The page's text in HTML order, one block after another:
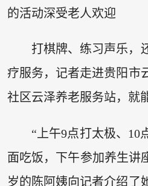
的活动深受老人欢迎
打棋牌、练习声乐，
疗服务，记者走进贵阳市
社区云泽养老服务站，就
“上午9点打太极、10
面吃饭，下午参加养生讲
岁的陈阿姨向记者介绍了